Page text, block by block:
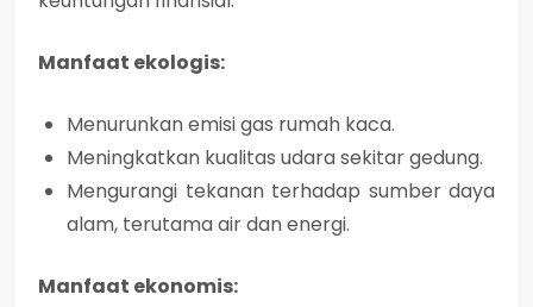
Manfaat ekologis:
Menurunkan emisi gas rumah kaca.
Meningkatkan kualitas udara sekitar gedung.
Mengurangi tekanan terhadap sumber daya
alam, terutama air dan energi.
Manfaat ekonomis: